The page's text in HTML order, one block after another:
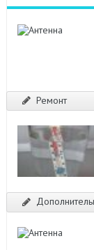
Ремонт